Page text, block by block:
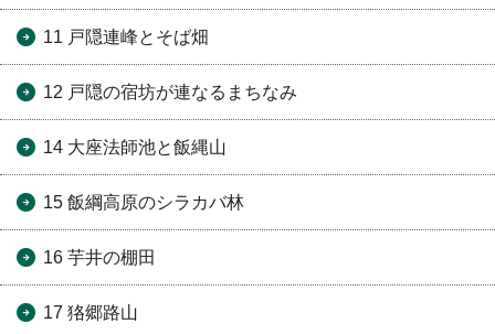
11 戸隠連峰とそば畑
12 戸隠の宿坊が連なるまちなみ
14 大座法師池と飯縄山
15 飯綱高原のシラカバ林
16 芋井の棚田
17 狢郷路山